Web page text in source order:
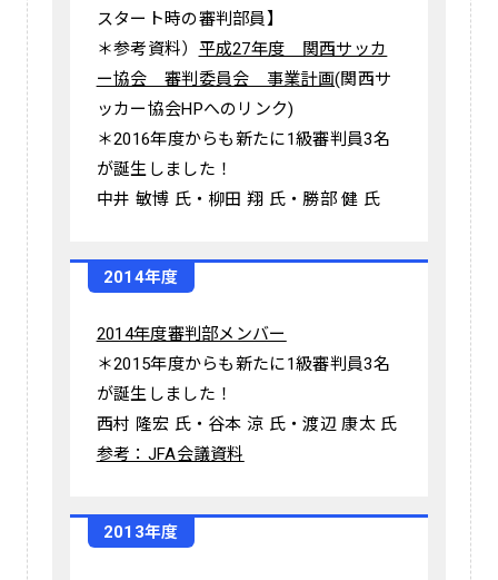
スタート時の審判部員】
＊参考資料） 平成27年度 関西サッカ
ー協会 審判委員会 事業計画(関西サ
ッカー協会HPへのリンク)
＊2016年度からも新たに1級審判員3名
が誕生しました！
中井 敏博 氏・柳田 翔 氏・勝部 健 氏
2014年度
2014年度審判部メンバー
＊2015年度からも新たに1級審判員3名
が誕生しました！
西村 隆宏 氏・谷本 涼 氏・渡辺 康太 氏
参考：JFA会議資料
2013年度